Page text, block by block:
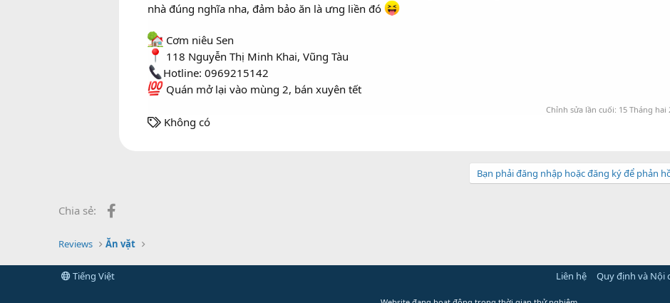
nhà đúng nghĩa nha, đảm bảo ăn là ưng liền đó
Cơm niêu Sen
118 Nguyễn Thị Minh Khai, Vũng Tàu
Hotline: 0969215142
Quán mở lại vào mùng 2, bán xuyên tết
Chỉnh sửa lần cuối: 15 Tháng hai
T
Không có
Bạn phải đăng nhập hoặc đăng ký để phản
Chia sẻ:
Reviews Ăn vặt
Tiếng Việt Liên hệ Quy định và Nội